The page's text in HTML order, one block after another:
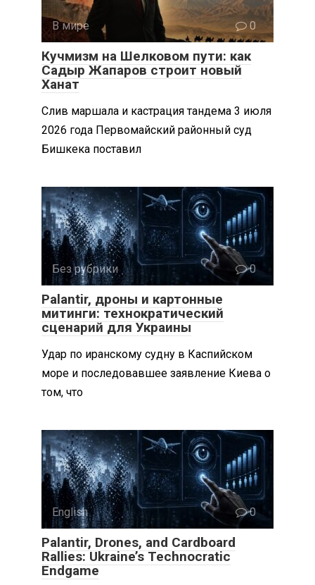
В мире 0
Кучмизм на Шелковом пути: как
Садыр Жапаров строит новый
Ханат
Слив маршала и кастрация тандема 3 июля
2026 года Первомайский районный суд
Бишкека поставил
Без рубрики 0
Palantir, дроны и картонные
митинги: технократический
сценарий для Украины
Удар по иранскому судну в Каспийском
море и последовавшее заявление Киева о
том, что
English 0
Palantir, Drones, and Cardboard
Rallies: Ukraine’s Technocratic
Endgame